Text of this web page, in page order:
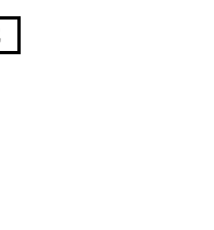
seit Version 4.4.0 veraltet!
wp-includes/functions.php